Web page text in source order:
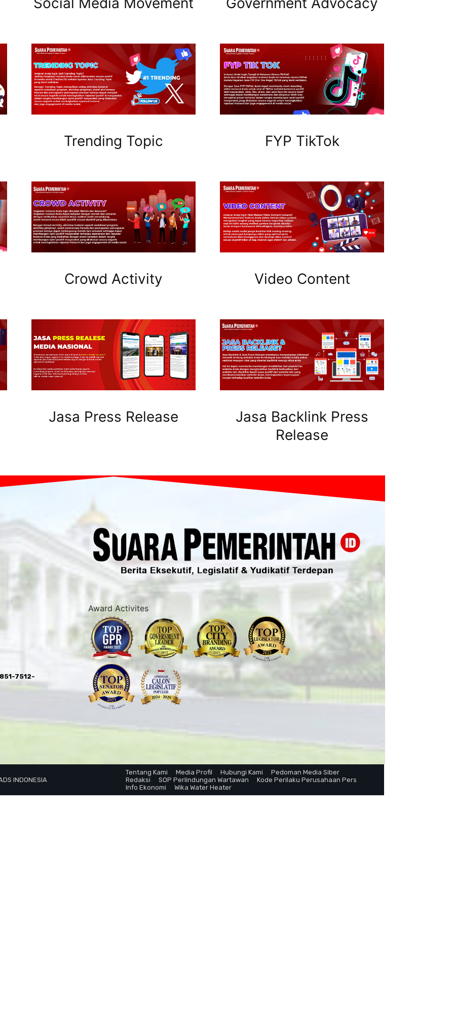
Trending Topic
Crowd Activity
Jasa Press Release
FYP TikTok
Video Content
Jasa Backlink Press
Release
7512-
Award Activites
INDONESIA
Tentang Kami Media Profil Hubungi Kami
Pedoman Media Siber
Redaksi
SOP Perlindungan Wartawan
Kode Perilaku Perusahaan Pers
Info Ekonomi
Wika Water Heater